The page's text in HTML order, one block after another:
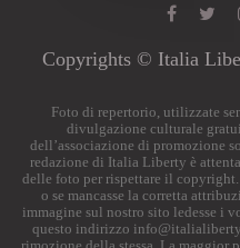
Copyrights © Italia
Foto di repertorio, utilizzate
divulgazione culturale
dell’associazione di promozione
redazione di Italia Liberty è
delle foto per rispettare il copyright.
o se mancasse la corretta
immagine sul nostro sito ledesse i
questo indirizzo